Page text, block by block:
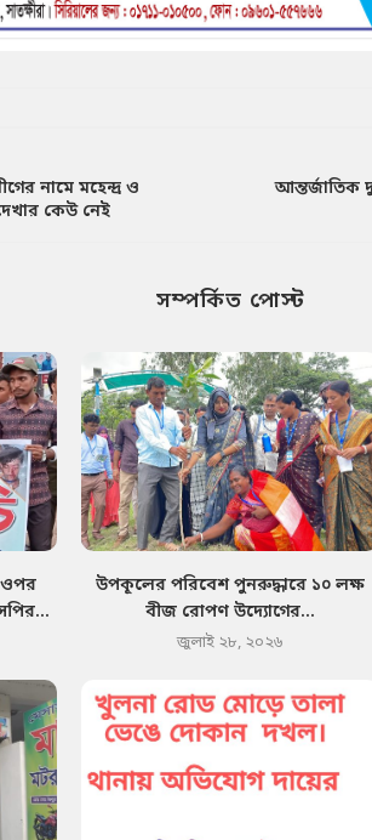
নামে মহেন্দ্র ও
কেউ নেই
আন্তর্জাতিক
সম্পর্কিত পোস্ট
ওপর
উপকূলের পরিবেশ পুনরুদ্ধারে ১০ লক্ষ
বীজ রোপণ উদ্যোগের...
জুলাই ২৮, ২০২৬